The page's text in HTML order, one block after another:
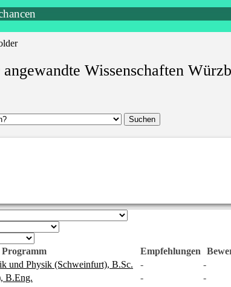
Wissenschaften
Programm Empfehlungen
und Physik (Schweinfurt), B.Sc.
- -
B.Eng.
- -